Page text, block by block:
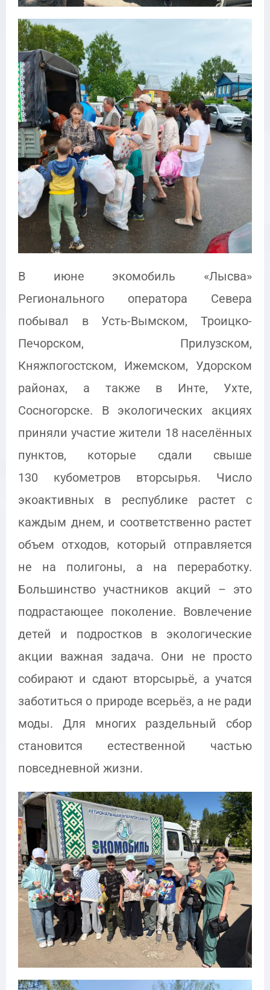
В июне экомобиль «Лысва»
Регионального оператора Севера
побывал в Усть-Вымском, Троицко-
Печорском, Прилузском,
Княжпогостском, Ижемском, Удорском
районах, а также в Инте, Ухте,
Сосногорске. В экологических акциях
приняли участие жители 18 населённых
пунктов, которые сдали свыше
130 кубометров вторсырья. Число
экоактивных в республике растет с
каждым днем, и соответственно растет
объем отходов, который отправляется
не на полигоны, а на переработку.
Большинство участников акций – это
подрастающее поколение. Вовлечение
детей и подростков в экологические
акции важная задача. Они не просто
собирают и сдают вторсырьё, а учатся
заботиться о природе всерьёз, а не ради
моды. Для многих раздельный сбор
становится естественной частью
повседневной жизни.